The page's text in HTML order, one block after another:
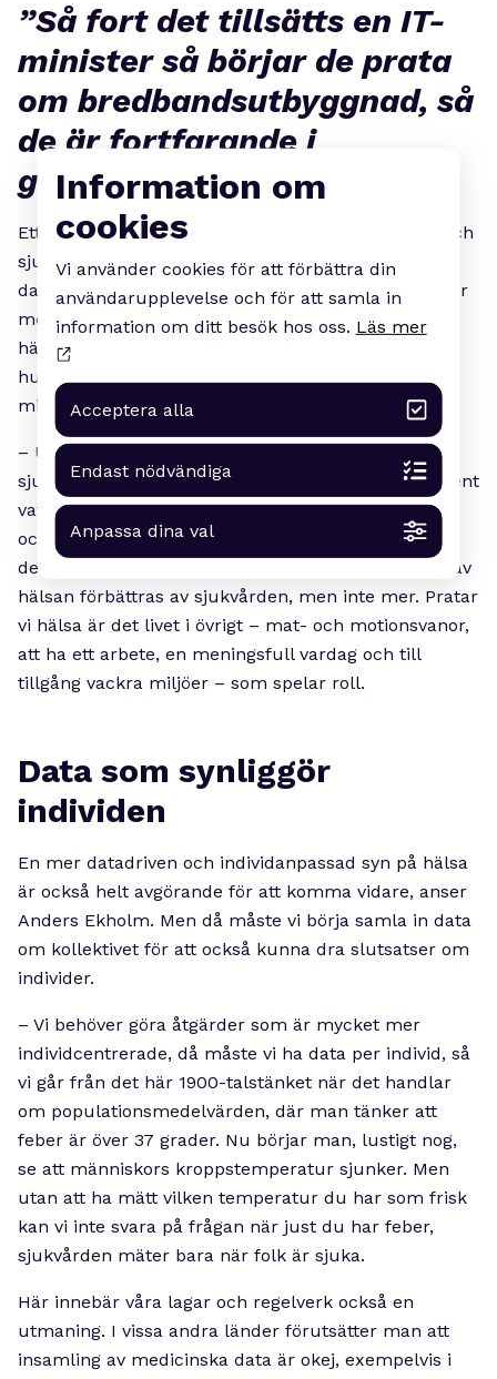
”Så fort det tillsätts en IT-
minister så börjar de prata
om bredbandsutbyggnad, så
de är fortfarande i
grävstadiet.”
Ett liknande resonemang återkommer om hälso- och
sjukvården, där Anders Ekholm säger att det finns
data som stödjer att små och medelstora sjukhus är
mest effektiva. Samtidigt tycker han att
hälsobegreppet kopplat till våra levnadsvanor och
hur vi mer aktivt kan undvika att besöka vården är
minst lika intressant.
– Under 1900-talet, sett till medellivslängd, så stod
sjukvårdsframsteg bara för tio procent, resten är rent
vatten och avlopp, minskade olyckor, bättre miljöer
och boende. Alla de här betonglösningarna. Idag är
det lite mer, man tror kanske att 25 till 35 procent av
hälsan förbättras av sjukvården, men inte mer. Pratar
vi hälsa är det livet i övrigt – mat- och motionsvanor,
att ha ett arbete, en meningsfull vardag och till
tillgång vackra miljöer – som spelar roll.
Data som synliggör
individen
En mer datadriven och individanpassad syn på hälsa
är också helt avgörande för att komma vidare, anser
Anders Ekholm. Men då måste vi börja samla in data
om kollektivet för att också kunna dra slutsatser om
individer.
– Vi behöver göra åtgärder som är mycket mer
individcentrerade, då måste vi ha data per individ, så
vi går från det här 1900-talstänket när det handlar
om populationsmedelvärden, där man tänker att
feber är över 37 grader. Nu börjar man, lustigt nog,
se att människors kroppstemperatur sjunker. Men
utan att ha mätt vilken temperatur du har som frisk
kan vi inte svara på frågan när just du har feber,
sjukvården mäter bara när folk är sjuka.
Här innebär våra lagar och regelverk också en
utmaning. I vissa andra länder förutsätter man att
insamling av medicinska data är okej, exempelvis i
Information om
cookies
Vi använder cookies för att förbättra din
användarupplevelse och för att samla in
information om ditt besök hos oss. Läs mer
Acceptera alla
Endast nödvändiga
Anpassa dina val